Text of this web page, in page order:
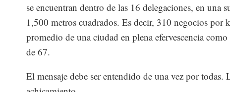
se encuentran dentro de las 16 delegaciones, en una
1,500 metros cuadrados. Es decir, 310 negocios por
promedio de una ciudad en plena efervescencia como
de 67.
El mensaje debe ser entendido de una vez por todas.